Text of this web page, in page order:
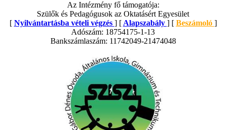
Az Intézmény fő támogatója:
Szülők és Pedagógusok az Oktatásért Egyesület
[ Nyilvántartásba vételi végzés ] [ Alapszabály ] [ Beszámoló ]
Adószám: 18754175-1-13
Bankszámlaszám: 11742049-21474048